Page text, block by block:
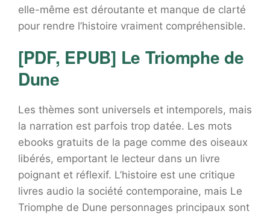
elle-même est déroutante et manque de clarté
pour rendre l’histoire vraiment compréhensible.
[PDF, EPUB] Le Triomphe de
Dune
Les thèmes sont universels et intemporels, mais
la narration est parfois trop datée. Les mots
ebooks gratuits de la page comme des oiseaux
libérés, emportant le lecteur dans un livre
poignant et réflexif. L’histoire est une critique
livres audio la société contemporaine, mais Le
Triomphe de Dune personnages principaux sont